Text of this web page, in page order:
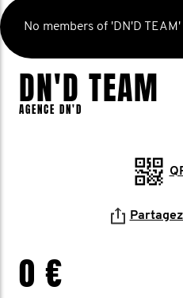
No members of 'DN'D
DN'D TEAM
AGENCE DN'D
0 €